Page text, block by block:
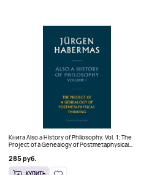
Книга Also a History of Philosophy, Vol. 1: The
Project of a Genealogy of Postmetaphysical
285 руб.